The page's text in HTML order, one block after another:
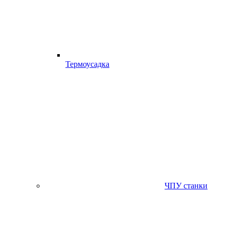
Термоусадка
ЧПУ станки